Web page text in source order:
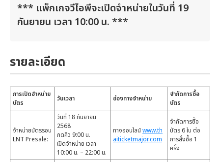
*** แพ็กเกจวีไอพีจะเปิดจำหน่ายในวันที่ 19
กันยายน เวลา 10:00 น. ***
รายละเอียด
การเปิดจำหน่าย
บัตร
วันเวลา ช่องทางจำหน่าย
จำกัดการซื้อ
บัตร
จำหน่ายบัตรรอบ
LNT Presale:
วันที่ 18 กันยายน
2568
กดคิว 9:00 น.
เปิดจำหน่าย เวลา
10:00 น. – 22:00 น.
ทางออนไลน์www.th
aiticketmajor.com
จำกัดการซื้อ
บัตร 6 ใบ ต่อ
การสั่งซื้อ 1
ครั้ง